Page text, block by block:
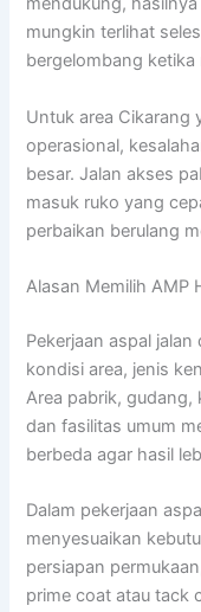
mungkin terlihat
bergelombang ketika
Untuk area Cikarang
operasional,
besar. Jalan akses
masuk ruko yang
perbaikan berulang
Alasan Memilih AMP
Pekerjaan aspal
kondisi area, jenis
Area pabrik, gudang,
dan fasilitas umum
berbeda agar hasil
Dalam pekerjaan
menyesuaikan
persiapan
prime coat atau tack